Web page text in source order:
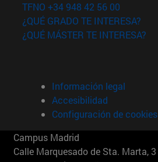
ventana)
nueva ventana)
ventana)
TFNO +34 948 42 56 00
¿QUÉ GRADO TE INTERESA?
¿QUÉ MÁSTER TE INTERESA?
Información legal
Accesibilidad
Configuración de cookies
Campus Madrid
Calle Marquesado de Sta. Marta, 3